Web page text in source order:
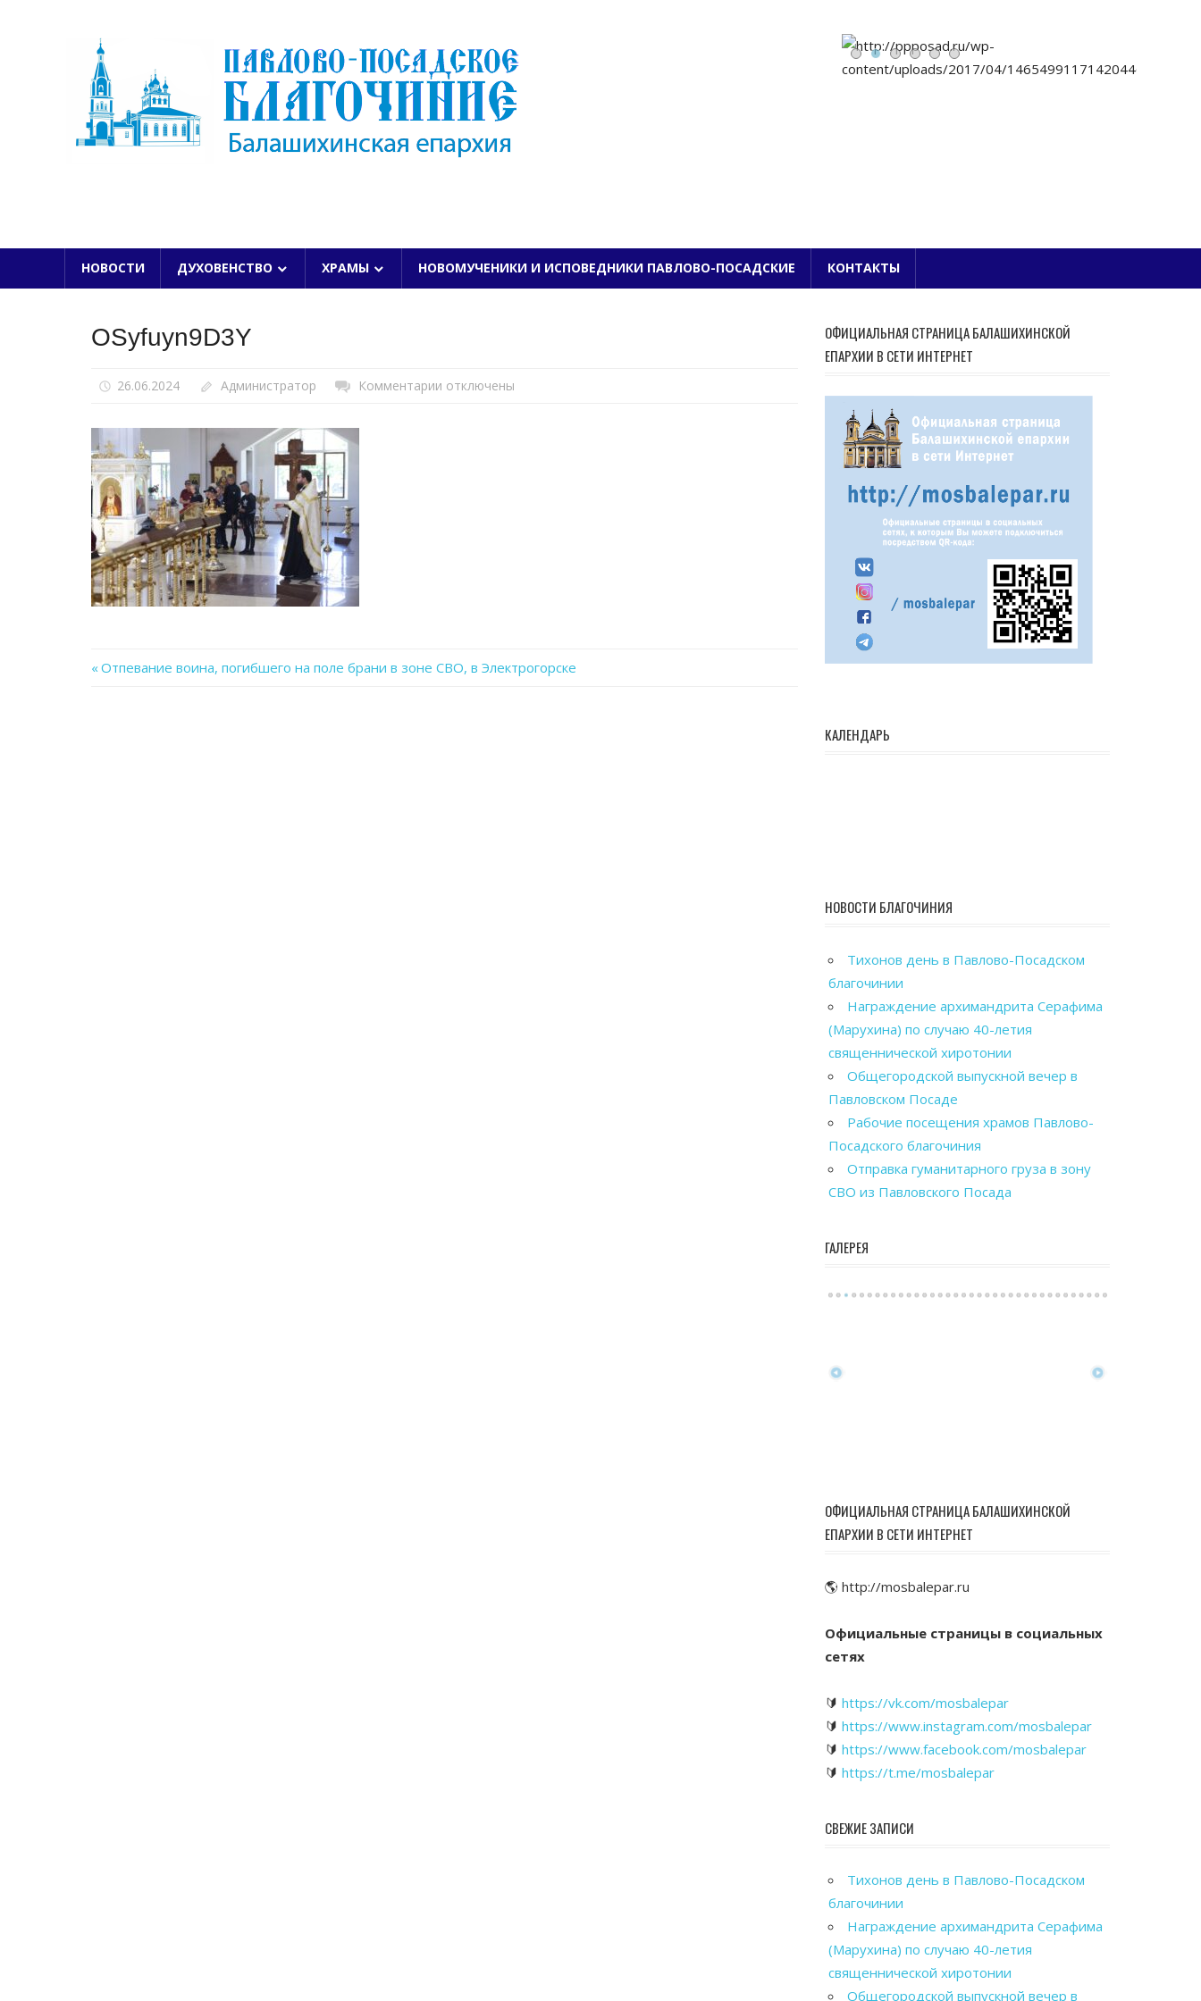
ПАВЛОВО-ПОСАДСКОЕ БЛАГОЧИНИЕ
НОВОСТИ ДУХОВЕНСТВО ХРАМЫ НОВОМУЧЕНИКИ И ИСПОВЕДНИКИ ПАВЛОВО-ПОСАДСКИЕ КОНТАКТЫ
OSyfuyn9D3Y
26.06.2024 Администратор Комментарии котключены
Previous
Отпевание воина, погибшего на поле брани в зоне СВО, в Электрогорске
ОФИЦИАЛЬНАЯ СТРАНИЦА БАЛАШИХИНСКОЙ
ЕПАРХИИ В СЕТИ ИНТЕРНЕТ
КАЛЕНДАРЬ
НОВОСТИ БЛАГОЧИНИЯ
Тихонов день в Павлово-Посадском
благочинии
Награждение архимандрита Серафима
(Марухина) по случаю 40-летия
священнической хиротонии
Общегородской выпускной вечер в
Павловском Посаде
Рабочие посещения храмов Павлово-
Посадского благочиния
Отправка гуманитарного груза в зону
СВО из Павловского Посада
ГАЛЕРЕЯ
ОФИЦИАЛЬНАЯ СТРАНИЦА БАЛАШИХИНСКОЙ
ЕПАРХИИ В СЕТИ ИНТЕРНЕТ
🌎 http://mosbalepar.ru
Официальные страницы в социальных
сетях
🔰 https://vk.com/mosbalepar
🔰 https://www.instagram.com/mosbalepar
🔰 https://www.facebook.com/mosbalepar
🔰 https://t.me/mosbalepar
СВЕЖИЕ ЗАПИСИ
Тихонов день в Павлово-Посадском
благочинии
Награждение архимандрита Серафима
(Марухина) по случаю 40-летия
священнической хиротонии
Общегородской выпускной вечер в